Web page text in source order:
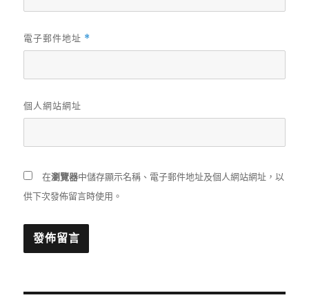
電子郵件地址 *
個人網站網址
在瀏覽器中儲存顯示名稱、電子郵件地址及個人網站網址，以
供下次發佈留言時使用。